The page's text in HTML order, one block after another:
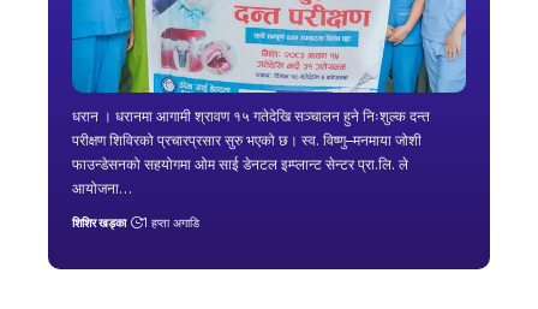
धरान । धरानमा आगामी श्रावण १५ गतेदेखि सञ्चालन हुने निःशुल्क दन्त
परीक्षण शिविरको प्रचारप्रसार सुरु भएको छ। स्व. विष्णु–मनमाया जोशी
फाउन्डेसनको सहयोगमा ओम साई डेनटल इम्प्लान्ट सेन्टर प्रा.लि. ले
आयोजना…
शिशिर खड्का 1 हप्ता अगाडि